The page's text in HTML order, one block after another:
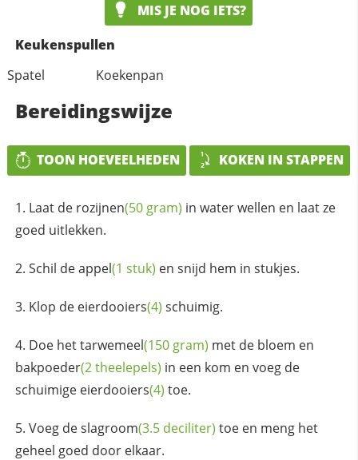
MIS JE NOG IETS?
Keukenspullen
Spatel
Koekenpan
Bereidingswijze
TOON HOEVEELHEDEN KOKEN IN STAPPEN
Laat de rozijnen(50 gram) in water wellen en laat ze
goed uitlekken.
Schil deappel(1 stuk) en snijd hem in stukjes.
Klop de eierdooiers(4) schuimig.
Doe hettarwemeel(150 gram) met de bloem en
bakpoeder(2 theelepels) in een kom en voeg de
schuimige eierdooiers(4) toe.
Voeg deslagroom(3.5 deciliter) toe en meng het
geheel goed door elkaar.